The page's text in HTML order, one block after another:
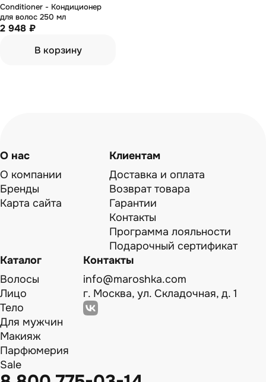
Conditioner - Кондиционер
для волос 250 мл
2 948 ₽
В корзину
О нас
О компании
Бренды
Карта сайта
Клиентам
Доставка и оплата
Возврат товара
Гарантии
Контакты
Программа лояльности
Подарочный сертификат
Каталог
Волосы
Лицо
Тело
Для мужчин
Макияж
Парфюмерия
Sale
Контакты
info@maroshka.com
г. Москва, ул. Складочная, д. 1